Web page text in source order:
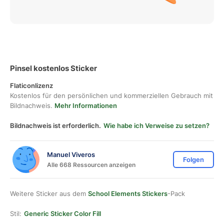
Pinsel kostenlos Sticker
Flaticonlizenz
Kostenlos für den persönlichen und kommerziellen Gebrauch mit
Bildnachweis. Mehr Informationen
Bildnachweis ist erforderlich. Wie habe ich Verweise zu setzen?
Manuel Viveros
Alle 668 Ressourcen anzeigen
Folgen
Weitere Sticker aus dem School Elements Stickers-Pack
Stil: Generic Sticker Color Fill